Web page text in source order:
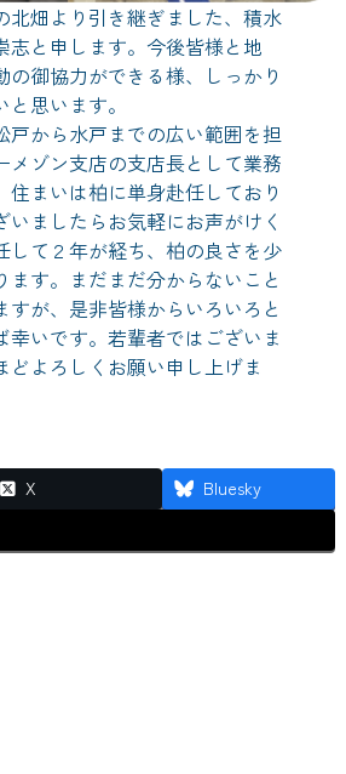
畑より引き継ぎました、積水
志と申します。今後皆様と地
の御協力ができる様、しっかり
思います。
から水戸までの広い範囲を担
メゾン支店の支店長として業務
住まいは柏に単身赴任しており
いましたらお気軽にお声がけく
して２年が経ち、柏の良さを少
ます。まだまだ分からないこと
すが、是非皆様からいろいろと
幸いです。若輩者ではございま
どよろしくお願い申し上げま
X
Bluesky